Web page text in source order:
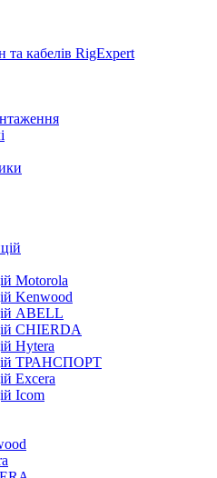
та кабелів RigExpert
Motorola
Kenwood
ABELL
CHIERDA
Hytera
ТРАНСПОРТ
Excera
Icom